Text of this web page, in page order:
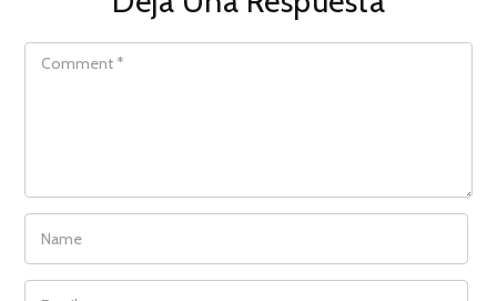
COMMENT
NAME
EMAIL